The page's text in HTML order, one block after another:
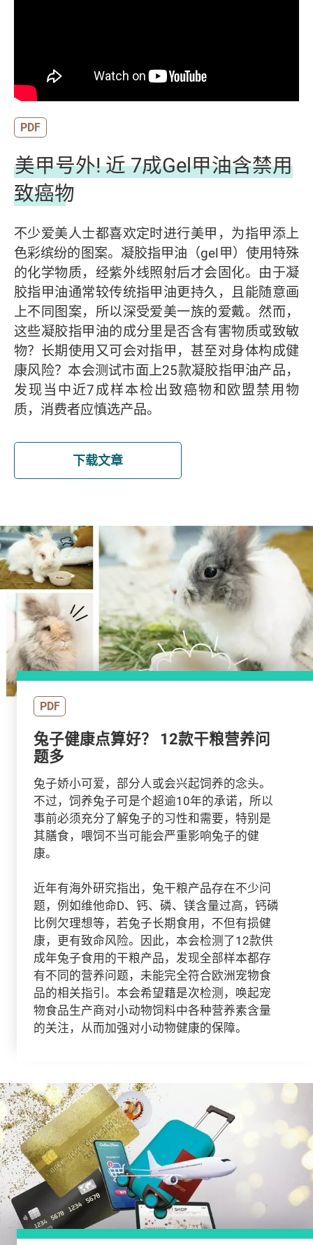
PDF
美甲号外! 近 7成Gel甲油含禁用
致癌物
不少爱美人士都喜欢定时进行美甲，为指甲添上
色彩缤纷的图案。凝胶指甲油（gel甲）使用特殊
的化学物质，经紫外线照射后才会固化。由于凝
胶指甲油通常较传统指甲油更持久，且能随意画
上不同图案，所以深受爱美一族的爱戴。然而，
这些凝胶指甲油的成分里是否含有害物质或致敏
物？长期使用又可会对指甲，甚至对身体构成健
康风险？本会测试市面上25款凝胶指甲油产品，
发现当中近7成样本检出致癌物和欧盟禁用物
质，消费者应慎选产品。
下载文章
PDF
兔子健康点算好？ 12款干粮营养问
题多
兔子娇小可爱，部分人或会兴起饲养的念头。
不过，饲养兔子可是个超逾10年的承诺，所以
事前必须充分了解兔子的习性和需要，特别是
其膳食，喂饲不当可能会严重影响兔子的健
康。
近年有海外研究指出，兔干粮产品存在不少问
题，例如维他命D、钙、磷、镁含量过高，钙磷
比例欠理想等，若兔子长期食用，不但有损健
康，更有致命风险。因此，本会检测了12款供
成年兔子食用的干粮产品，发现全部样本都存
有不同的营养问题，未能完全符合欧洲宠物食
品的相关指引。本会希望藉是次检测，唤起宠
物食品生产商对小动物饲料中各种营养素含量
的关注，从而加强对小动物健康的保障。